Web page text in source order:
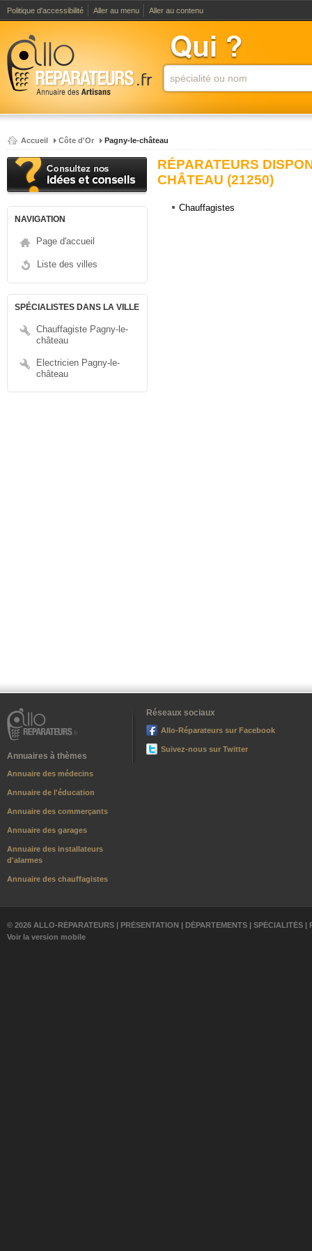
Politique d'accessibilité Aller au menu Aller au contenu
Accueil Côte d'Or Pagny-le-château
NAVIGATION
Page d'accueil
Liste des villes
SPÉCIALISTES DANS LA VILLE
Chauffagiste Pagny-le-
château
Electricien Pagny-le-
château
RÉPARATEURS
CHÂTEAU (21250)
Chauffagistes
Annuaires à thèmes
Annuaire des médecins
Annuaire de l'éducation
Annuaire des commerçants
Annuaire des garages
Annuaire des installateurs
d'alarmes
Annuaire des chauffagistes
Réseaux sociaux
Allo-Réparateurs sur Facebook
Suivez-nous sur Twitter
© 2026 ALLO-RÉPARATEURS | PRÉSENTATION | DÉPARTEMENTS | SPÉCIALITÉS |
Voir la version mobile